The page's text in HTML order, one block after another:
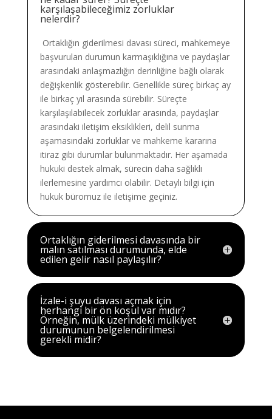
karşılaşabileceğimiz zorluklar
nelerdir?
Ortaklığın giderilmesi davası süreci, mahkemeye
başvurulan durumun karmaşıklığına ve paydaşlar
arasındaki anlaşmazlığın derinliğine bağlı olarak
değişkenlik gösterebilir. Genellikle süreç birkaç ay
ile birkaç yıl arasında sürebilir. Süreçte
karşılaşılabilecek zorluklar arasında, paydaşlar
arasındaki iletişim eksiklikleri, delil sunma
aşamasındaki zorluklar ve mahkeme kararına
itiraz gibi durumlar bulunmaktadır. Her aşamada
hukuki destek almak, sürecin daha sağlıklı
ilerlemesine yardımcı olabilir. Detaylı bilgi için
hukuk büromuz ile iletişime geçiniz.
Ortaklığın giderilmesi davasında bir
malın satılması durumunda, elde
edilen gelir nasıl paylaşılır?
İzale-i şuyu davası açmak için
herhangi bir ön koşul var mıdır?
Örneğin, mülk üzerindeki mülkiyet
durumunun belgelendirilmesi
gerekli midir?